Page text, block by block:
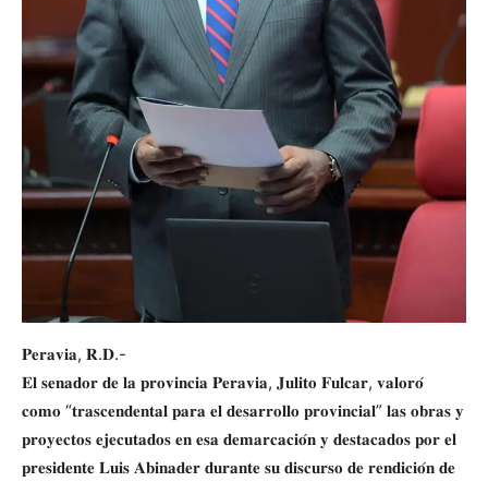
𝐏𝐞𝐫𝐚𝐯𝐢𝐚, 𝐑.𝐃.-
𝐄𝐥 𝐬𝐞𝐧𝐚𝐝𝐨𝐫 𝐝𝐞 𝐥𝐚 𝐩𝐫𝐨𝐯𝐢𝐧𝐜𝐢𝐚 𝐏𝐞𝐫𝐚𝐯𝐢𝐚, 𝐉𝐮𝐥𝐢𝐭𝐨 𝐅𝐮𝐥𝐜𝐚𝐫, 𝐯𝐚𝐥𝐨𝐫𝐨́
𝐜𝐨𝐦𝐨 “𝐭𝐫𝐚𝐬𝐜𝐞𝐧𝐝𝐞𝐧𝐭𝐚𝐥 𝐩𝐚𝐫𝐚 𝐞𝐥 𝐝𝐞𝐬𝐚𝐫𝐫𝐨𝐥𝐥𝐨 𝐩𝐫𝐨𝐯𝐢𝐧𝐜𝐢𝐚𝐥” 𝐥𝐚𝐬 𝐨𝐛𝐫𝐚𝐬 𝐲
𝐩𝐫𝐨𝐲𝐞𝐜𝐭𝐨𝐬 𝐞𝐣𝐞𝐜𝐮𝐭𝐚𝐝𝐨𝐬 𝐞𝐧 𝐞𝐬𝐚 𝐝𝐞𝐦𝐚𝐫𝐜𝐚𝐜𝐢𝐨́𝐧 𝐲 𝐝𝐞𝐬𝐭𝐚𝐜𝐚𝐝𝐨𝐬 𝐩𝐨𝐫 𝐞𝐥
𝐩𝐫𝐞𝐬𝐢𝐝𝐞𝐧𝐭𝐞 𝐋𝐮𝐢𝐬 𝐀𝐛𝐢𝐧𝐚𝐝𝐞𝐫 𝐝𝐮𝐫𝐚𝐧𝐭𝐞 𝐬𝐮 𝐝𝐢𝐬𝐜𝐮𝐫𝐬𝐨 𝐝𝐞 𝐫𝐞𝐧𝐝𝐢𝐜𝐢𝐨́𝐧 𝐝𝐞